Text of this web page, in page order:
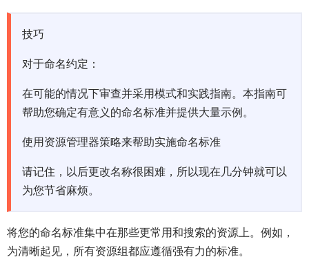
技巧
对于命名约定：
在可能的情况下审查并采用模式和实践指南。本指南可
帮助您确定有意义的命名标准并提供大量示例。
使用资源管理器策略来帮助实施命名标准
请记住，以后更改名称很困难，所以现在几分钟就可以
为您节省麻烦。
将您的命名标准集中在那些更常用和搜索的资源上。例如，
为清晰起见，所有资源组都应遵循强有力的标准。